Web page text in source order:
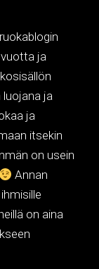
ja
luojana ja
ja
itsekin
on usein
Annan
on aina